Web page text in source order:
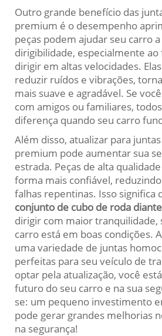
Outro grande benefício das
premium é o desempenho
peças podem ajudar seu carro
dirigibilidade, especialmente ao
dirigir em altas velocidades.
reduzir ruídos e vibrações,
mais suave e agradável. Se
com amigos ou familiares,
diferença quando seu carro
Além disso, atualizar para
premium pode aumentar sua
estrada. Peças de alta
forma mais confiável,
falhas repentinas. Isso significa
conjunto de cubo de roda
dirigir com maior tranquilidade,
carro está em boas condições.
uma variedade de juntas
perfeitas para seu veículo de
optar pela atualização, você
futuro do seu carro e na sua
se: um pequeno investimento
pode gerar grandes melhorias
na segurança!